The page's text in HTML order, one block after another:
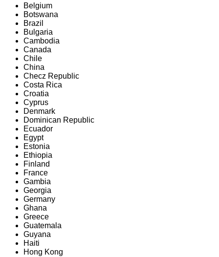
Belgium
Botswana
Brazil
Bulgaria
Cambodia
Canada
Chile
China
Checz Republic
Costa Rica
Croatia
Cyprus
Denmark
Dominican Republic
Ecuador
Egypt
Estonia
Ethiopia
Finland
France
Gambia
Georgia
Germany
Ghana
Greece
Guatemala
Guyana
Haiti
Hong Kong